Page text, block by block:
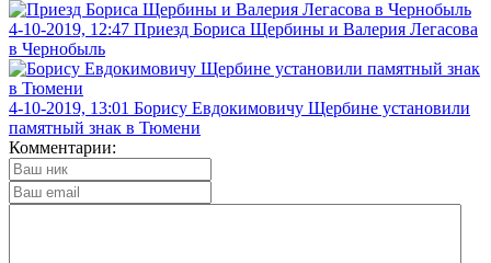
4-10-2019, 12:47 Приезд Бориса Щербины и Валерия Легасова
в Чернобыль
4-10-2019, 13:01 Борису Евдокимовичу Щербине установили
памятный знак в Тюмени
Комментарии: